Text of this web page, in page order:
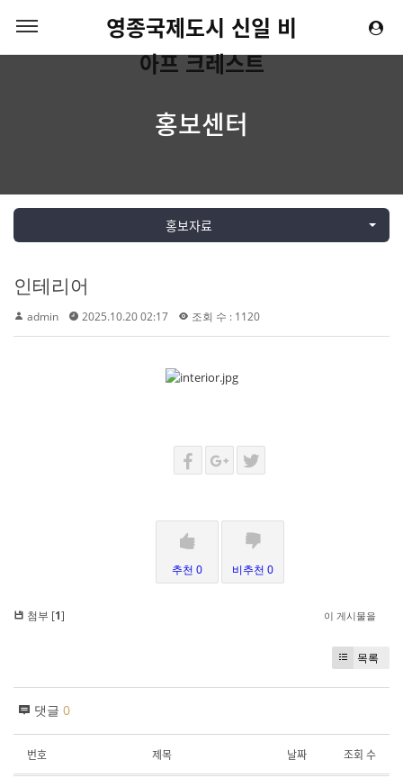
영종국제도시 신일 비
아프 크레스트
홍보센터
홍보자료
인테리어
admin 2025.10.20 02:17 조회 수 : 1120
추천 0 비추천 0
첨부 [1] 이 게시물을
목록
댓글 0
번호 제목 날짜 조회 수